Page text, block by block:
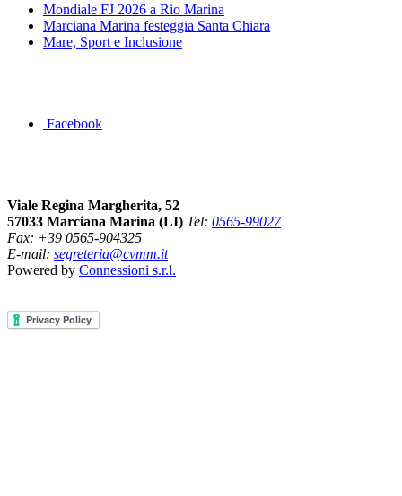
Mondiale FJ 2026 a Rio Marina
Marciana Marina festeggia Santa Chiara
Mare, Sport e Inclusione
Facebook
Viale Regina Margherita, 52
57033 Marciana Marina (LI) Tel: 0565-99027
Fax: +39 0565-904325
E-mail: segreteria@cvmm.it
Powered by Connessioni s.r.l.